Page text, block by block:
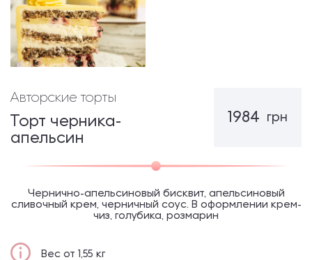
Авторские торты
Торт черника-
апельсин
1984 грн
Чернично-апельсиновый бисквит, апельсиновый
сливочный крем, черничный соус. В оформлении крем-
чиз, голубика, розмарин
Вес от 1,55 кг